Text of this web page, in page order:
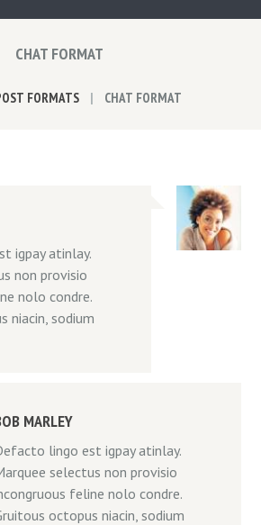
CHAT FORMAT
FORMATS CHAT FORMAT
igpay atinlay.
non provisio
nolo condre.
niacin, sodium
MARLEY
lingo est igpay atinlay.
selectus non provisio
feline nolo condre.
octopus niacin, sodium